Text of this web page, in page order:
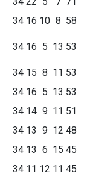
34 16 10 8 58
34 16 5 13 53
34 15 8 11 53
34 16 5 13 53
34 14 9 11 51
34 13 9 12 48
34 13 6 15 45
34 11 12 11 45